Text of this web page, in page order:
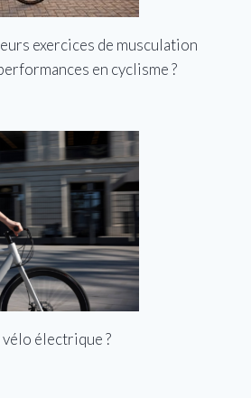
exercices de musculation
en cyclisme ?
électrique ?